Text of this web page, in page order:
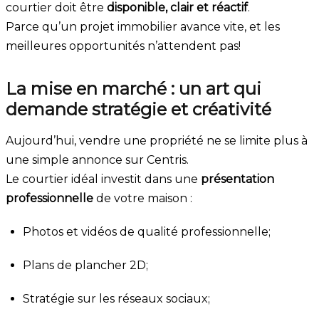
courtier doit être disponible, clair et réactif.
Parce qu’un projet immobilier avance vite, et les
meilleures opportunités n’attendent pas!
La mise en marché : un art qui
demande stratégie et créativité
Aujourd’hui, vendre une propriété ne se limite plus à
une simple annonce sur Centris.
Le courtier idéal investit dans une présentation
professionnelle de votre maison :
Photos et vidéos de qualité professionnelle;
Plans de plancher 2D;
Stratégie sur les réseaux sociaux;